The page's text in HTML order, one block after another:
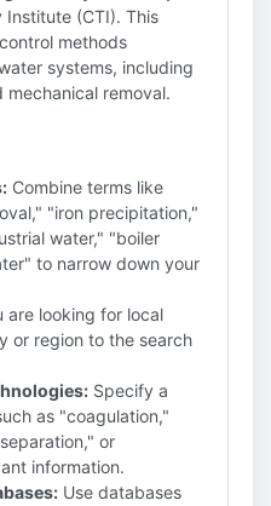
Institute (CTI). This
methods
systems, including
removal.
Combine terms like
"iron precipitation,"
water," "boiler
to narrow down your
are looking for local
or region to the search
Specify a
as "coagulation,"
or
information.
Use databases